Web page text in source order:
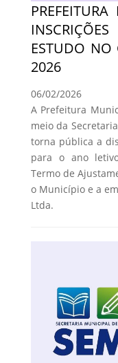
ESTUDO NO
2026
06/02/2026
A Prefeitura
meio da
torna pública a
para o ano
Termo de
o Município e a
Ltda.